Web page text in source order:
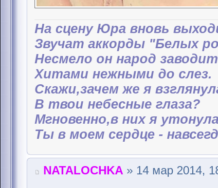
На сцену Юра вновь
Звучат аккорды "Белых
Несмело он народ
Хитами нежными до слез.
Скажи,зачем же я
В твои небесные глаза?
Мгновенно,в них я
Ты в моем сердце -
NATALOCHKA » 14 мар 2014,